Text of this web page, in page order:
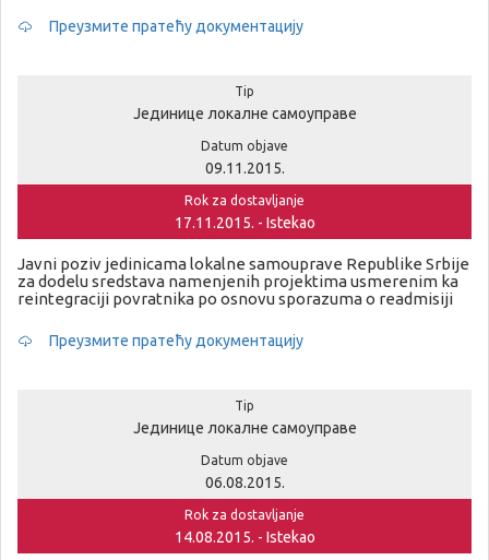
Преузмите пратећу документацију
Tip
Јединице локалне самоуправе
Datum objave
09.11.2015.
Rok za dostavljanje
17.11.2015. - Istekao
Javni poziv jedinicama lokalne samouprave Republike Srbije
za dodelu sredstava namenjenih projektima usmerenim ka
reintegraciji povratnika po osnovu sporazuma o readmisiji
Преузмите пратећу документацију
Tip
Јединице локалне самоуправе
Datum objave
06.08.2015.
Rok za dostavljanje
14.08.2015. - Istekao